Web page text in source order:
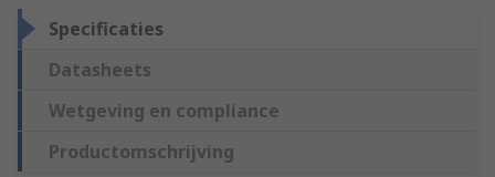
Specificaties
Datasheets
Wetgeving en compliance
Productomschrijving